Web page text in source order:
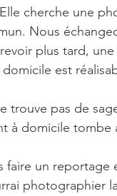
cherche une
Nous
plus tard, une
est
trouve pas de
à domicile tombe
un reportage
photographier